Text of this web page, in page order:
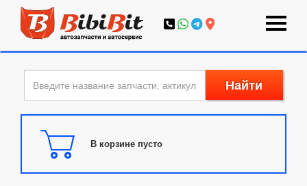
Найти
В корзине пусто